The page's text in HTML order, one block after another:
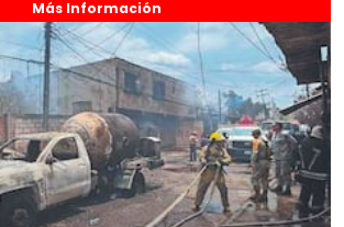
Más Información